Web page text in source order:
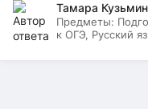
Тамара
Предметы:
к ОГЭ, Русский